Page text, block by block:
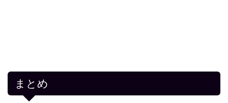
まとめ